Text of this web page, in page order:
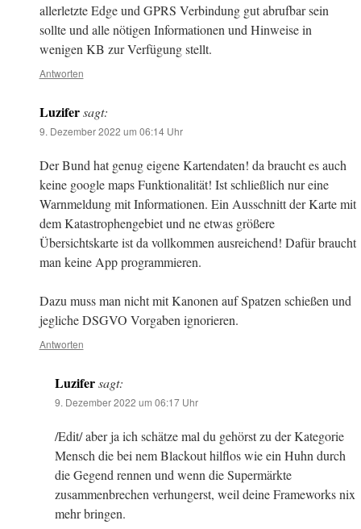
allerletzte Edge und GPRS Verbindung gut abrufbar sein
sollte und alle nötigen Informationen und Hinweise in
wenigen KB zur Verfügung stellt.
Antworten
Luzifer sagt:
9. Dezember 2022 um 06:14 Uhr
Der Bund hat genug eigene Kartendaten! da braucht es auch
keine google maps Funktionalität! Ist schließlich nur eine
Warnmeldung mit Informationen. Ein Ausschnitt der Karte mit
dem Katastrophengebiet und ne etwas größere
Übersichtskarte ist da vollkommen ausreichend! Dafür braucht
man keine App programmieren.
Dazu muss man nicht mit Kanonen auf Spatzen schießen und
jegliche DSGVO Vorgaben ignorieren.
Antworten
Luzifersagt:
9. Dezember 2022 um 06:17 Uhr
/Edit/ aber ja ich schätze mal du gehörst zu der Kategorie
Mensch die bei nem Blackout hilflos wie ein Huhn durch
die Gegend rennen und wenn die Supermärkte
zusammenbrechen verhungerst, weil deine Frameworks nix
mehr bringen.